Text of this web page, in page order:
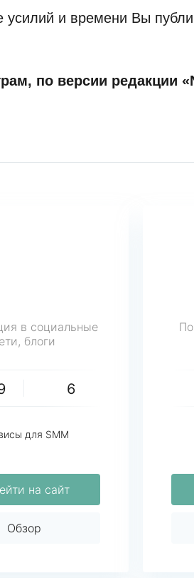
и времени Вы
по версии редакции
в социальные
блоги
6
для SMM
на сайт
Обзор